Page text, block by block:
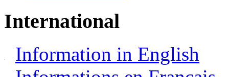
International
Information in English